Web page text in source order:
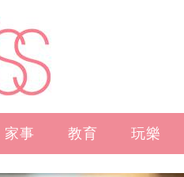
家事 教育 玩樂